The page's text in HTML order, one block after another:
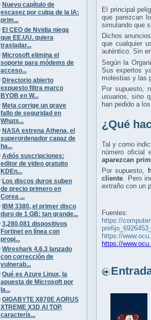
Nuevo capítulo de
escasez por culpa de la IA:
prim...
El CEO de Nvidia niega
que EE.UU. quiera
trasladar...
Microsoft elimina el
soporte para módems de
acceso...
Directorio abierto
expuesto filtra marco
BYOB en W...
Meta corrige un grave
fallo de seguridad en
Whats...
NASA estrena Athena, el
superordenador capaz de
ha...
Adiós suscripciones:
editor de video gratuito
KDEn...
Los discos duros suben
de precio primero en
Corea ...
IBM 3380, el primer disco
duro de 1 GB: tan grande...
3,280,081 dispositivos
Fortinet en línea con
propi...
Wireshark 4.6.3 lanzado
con corrección de
vulnerab...
Qué es Azure Linux, la
apuesta de Microsoft por
la...
GIGABYTE X870E AORUS
XTREME X3D AI TOP,
caracterís...
El principal
que parezcan
simulando que
Dichos
que cualquier
auténtico. Sin
Según la
Sus expertos
molestias y las
Por supuesto,
usuarios, sino
han pedido a
¿Qué
Tal y como
número oficial
aparezcan
Por supuesto,
cliente. Pero
extraño con un
Fuentes:
https://
https://
https://